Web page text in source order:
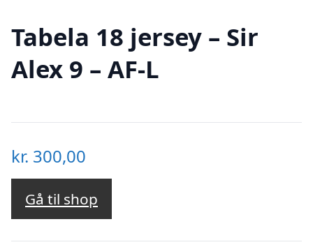
Tabela 18 jersey – Sir
Alex 9 – AF-L
kr. 300,00
Gå til shop